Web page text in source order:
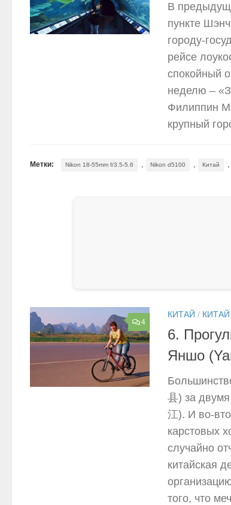
В
пункте
городу-
рейсе
спокойный
неделю –
Филиппин
крупный
Метки: Nikon 18-55mm f/3.5-5.6 , Nikon d5100 , Китай ,
4
КИТАЙ / КИТАЙ
6.
Яншо
县) за
江). И во-
карстовых
случайно
китайская
того, что